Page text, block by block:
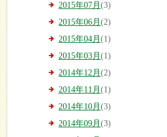
2015年07月 (3)
2015年06月 (2)
2015年04月 (1)
2015年03月 (1)
2014年12月 (2)
2014年11月 (1)
2014年10月 (3)
2014年09月 (3)